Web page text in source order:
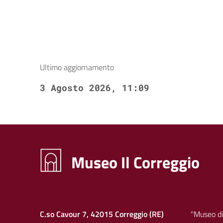
Ultimo aggiornamento
3 Agosto 2026, 11:09
Museo Il Correggio
C.so Cavour 7, 42015 Correggio (RE)
"Museo